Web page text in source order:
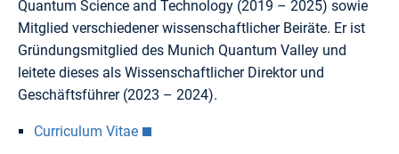
Quantum Science and Technology (2019 – 2025) sowie
Mitglied verschiedener wissenschaftlicher Beiräte. Er ist
Gründungsmitglied des Munich Quantum Valley und
leitete dieses als Wissenschaftlicher Direktor und
Geschäftsführer (2023 – 2024).
Curriculum Vitae